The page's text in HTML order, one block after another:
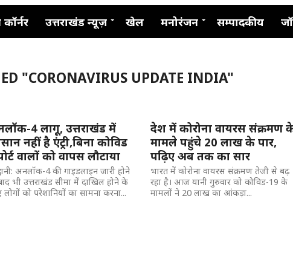
उत्तराखंड न्यूज़ खेल मनोरंजन सम्पादकीय
"CORONAVIRUS UPDATE INDIA"
4 लागू, उत्तराखंड में
नहीं है एंट्री,बिना कोविड
वालों को वापस लौटाया
अनलॉक-4 की गाइडलाइन जारी होने
भी उत्तराखंड सीमा में दाखिल होने के
लोगों को परेशानियों का सामना करना...
देश में कोरोना वायरस संक्रमण
मामले पहुंचे 20 लाख के पार,
पढ़िए अब तक का सार
भारत में कोरोना वायरस संक्रमण तेजी से बढ़
रहा है। आज यानी गुरुवार को कोविड-19 के
मामलों ने 20 लाख का आंकड़ा...